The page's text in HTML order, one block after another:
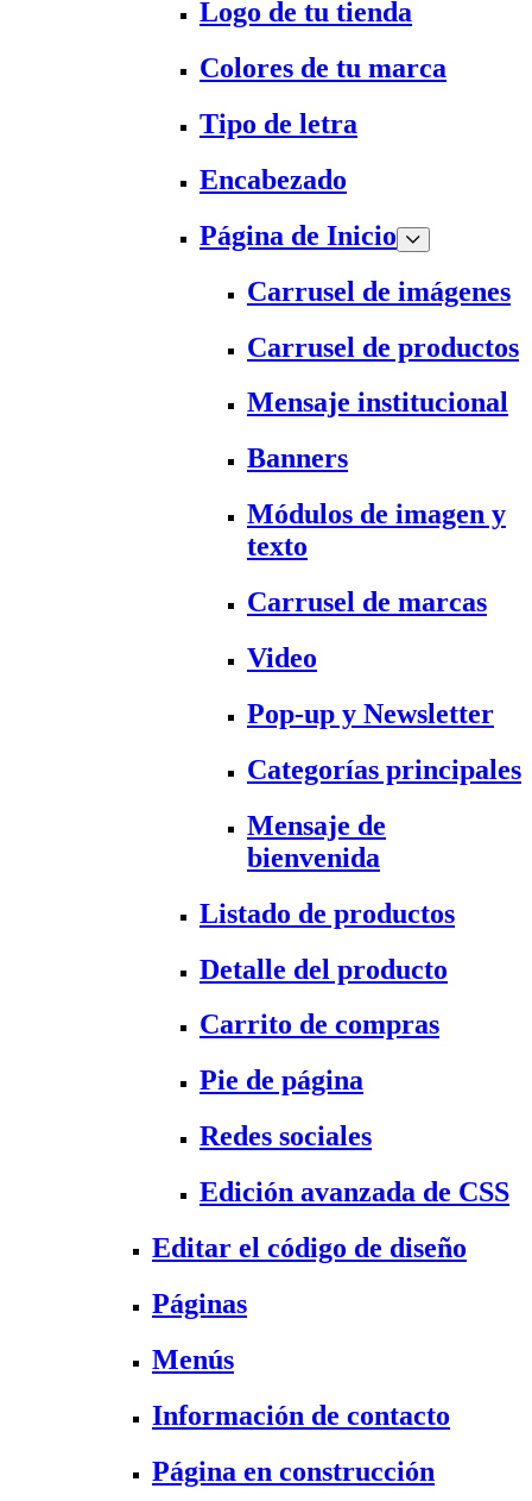
Logo de tu tienda
Colores de tu marca
Tipo de letra
Encabezado
Página de Inicio
Carrusel de imágenes
Carrusel de productos
Mensaje institucional
Banners
Módulos de imagen y
texto
Carrusel de marcas
Video
Pop-up y Newsletter
Categorías principales
Mensaje de
bienvenida
Listado de productos
Detalle del producto
Carrito de compras
Pie de página
Redes sociales
Edición avanzada de CSS
Editar el código de diseño
Páginas
Menús
Información de contacto
Página en construcción